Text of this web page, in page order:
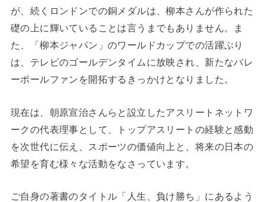
が、続くロンドンでの銅メダルは、柳本さんが作られた
礎の上に輝いていることは言うまでもありません。ま
た、「柳本ジャパン」のワールドカップでの活躍ぶり
は、テレビのゴールデンタイムに放映され、新たなバレ
ーボールファンを開拓するきっかけとなりました。
現在は、朝原宣治さんらと設立したアスリートネットワ
ークの代表理事として、トップアスリートの経験と感動
を次世代に伝え、スポーツの価値向上と、将来の日本の
希望を育む様々な活動をなさっています。
ご自身の著書のタイトル「人生、負け勝ち」にあるよう